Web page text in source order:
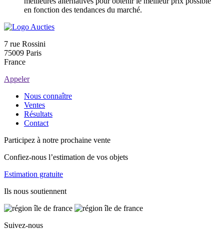
en fonction des tendances du marché.
7 rue Rossini
75009 Paris
France
Appeler
Nous connaître
Ventes
Résultats
Contact
Participez à notre prochaine vente
Confiez-nous l’estimation de vos objets
Estimation gratuite
Ils nous soutiennent
Suivez-nous